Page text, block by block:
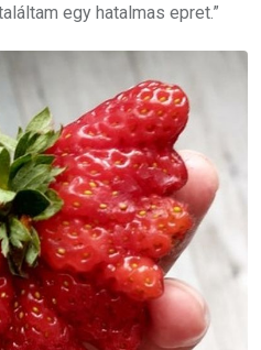
egy hatalmas epret.”